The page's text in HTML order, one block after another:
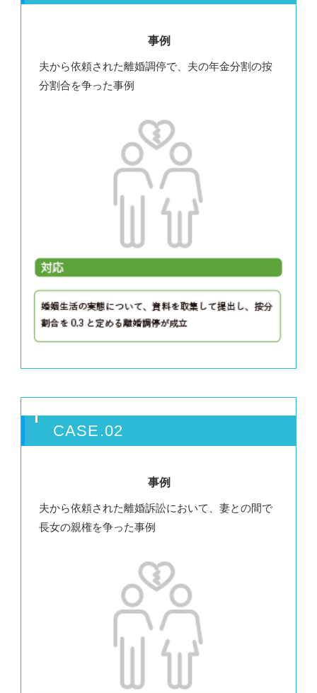
事例
夫から依頼された離婚調停で、夫の年⾦分割の按
分割合を争った事例
CASE.02
事例
夫から依頼された離婚訴訟において、妻との間で
長女の親権を争った事例